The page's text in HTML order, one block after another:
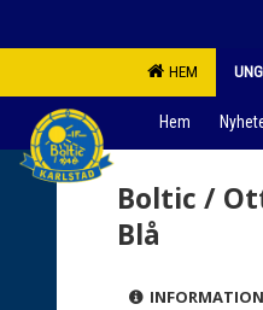
HEM
Hem
Boltic /
Blå
INFORMATION